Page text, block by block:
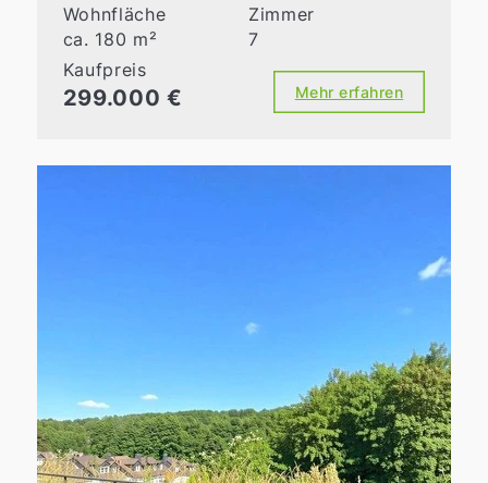
Wohnfläche
ca. 180 m²
Zimmer
7
Kaufpreis
299.000 € Mehr erfahren